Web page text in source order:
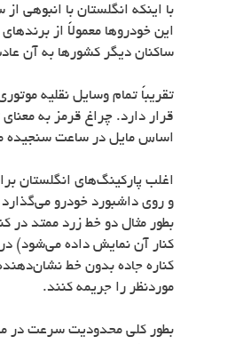
با اینکه انگلستان با
این خودروها معمولاً از
ساکنان دیگر کشورها به آن
تقریباً تمام وسایل نقلیه
قرار دارد. چراغ قرمز به
اساس مایل در ساعت سنجیده
اغلب پارکینگ‌های انگلستان
و روی داشبورد خودرو
بطور مثال دو خط زرد ممتد در
کنار آن نمایش داده می‌شود)
کناره جاده بدون خط
موردنظر را جریمه کنند.